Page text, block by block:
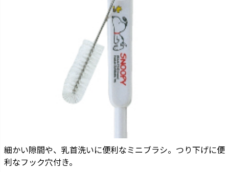
細かい隙間や、乳首洗いに便利なミニブラシ。つり下げに便
利なフック穴付き。